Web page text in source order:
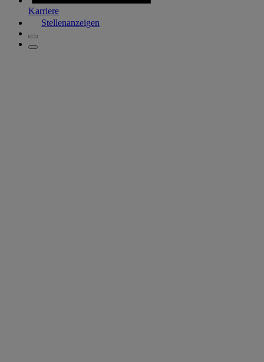
Karriere
Stellenanzeigen